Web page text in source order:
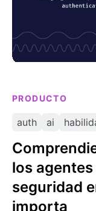
PRODUCTO
auth ai
los agentes
seguridad
importa